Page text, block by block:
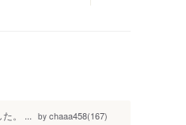
。 ... by chaaa458(167)